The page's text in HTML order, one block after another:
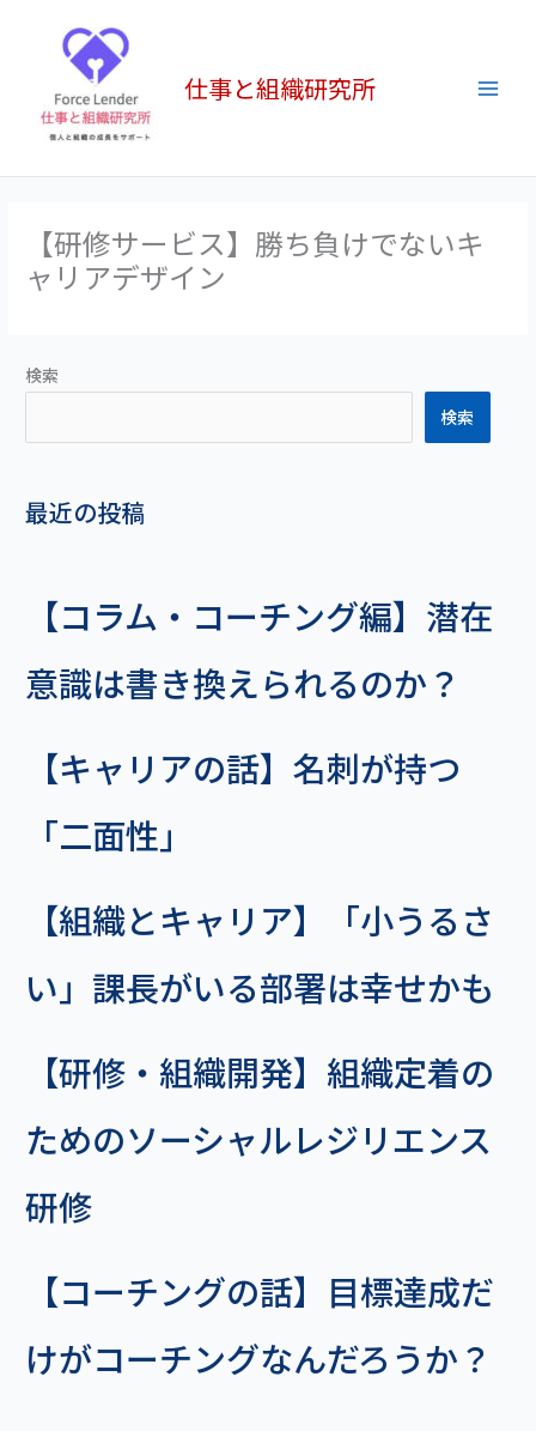
プ
仕事と組織研究所
【研修サービス】勝ち負けでないキ
ャリアデザイン
検索
検索
最近の投稿
【コラム・コーチング編】潜在
意識は書き換えられるのか？
【キャリアの話】名刺が持つ
「二面性」
【組織とキャリア】「小うるさ
い」課長がいる部署は幸せかも
【研修・組織開発】組織定着の
ためのソーシャルレジリエンス
研修
【コーチングの話】目標達成だ
けがコーチングなんだろうか？